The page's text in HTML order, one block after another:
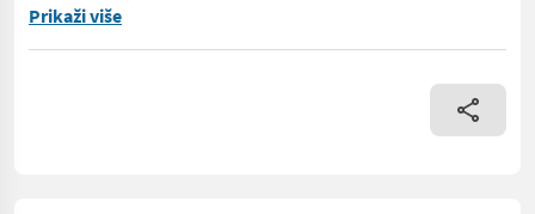
Ausstellungsgerät - RINIERI Bio-Dynamic für FRONT- oder
Prikaži više